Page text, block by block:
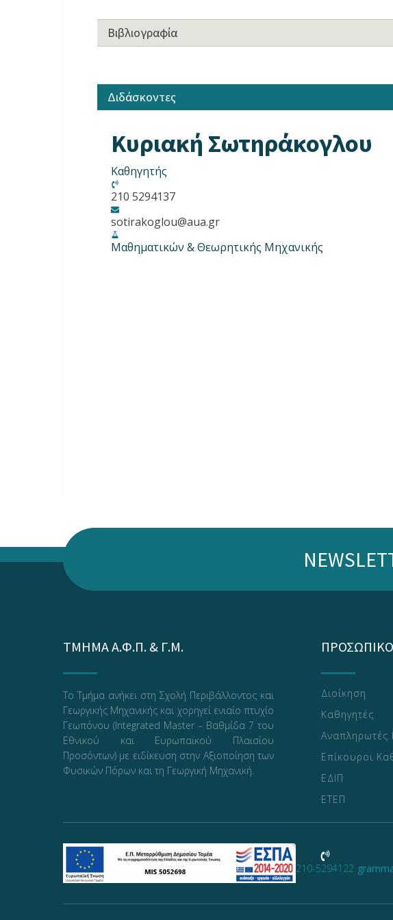
Βιβλιογραφία
Διδάσκοντες
Κυριακή Σωτηράκογλου
Καθηγητής
210 5294137
sotirakoglou@aua.gr
Μαθηματικών & Θεωρητικής Μηχανικής
ΤΜΗΜΑ Α.Φ.Π. & Γ.Μ.
Το Τμήμα ανήκει στη Σχολή Περιβάλλοντος και
Γεωργικής Μηχανικής και χορηγεί ενιαίο πτυχίο
Γεωπόνου (Integrated Master – Βαθμίδα 7 του
Εθνικού και Ευρωπαϊκού Πλαισίου
Προσόντων) με ειδίκευση στην Αξιοποίηση των
Φυσικών Πόρων και τη Γεωργική Μηχανική.
ΠΡΟΣΩΠΙΚΟ
Διοίκηση
Καθηγητές
Αναπληρωτές
Επίκουροι
ΕΔΙΠ
ΕΤΕΠ
210-5294122